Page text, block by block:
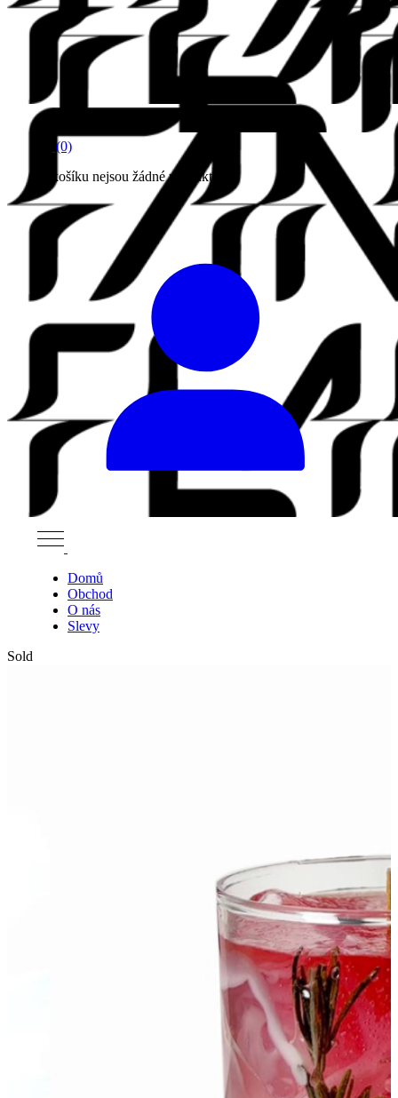
(0)
V košíku nejsou žádné produkty.
Domů
Obchod
O nás
Slevy
Sold